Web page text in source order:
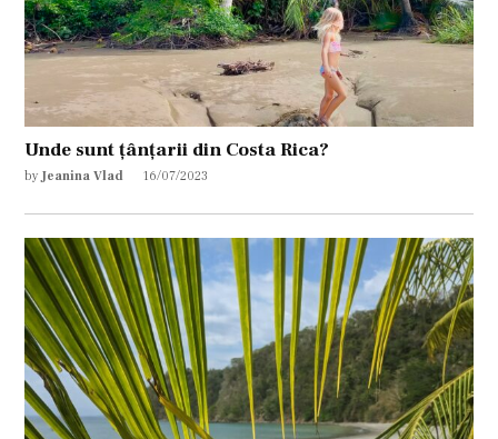
Unde sunt țânțarii din Costa Rica?
by Jeanina Vlad 16/07/2023